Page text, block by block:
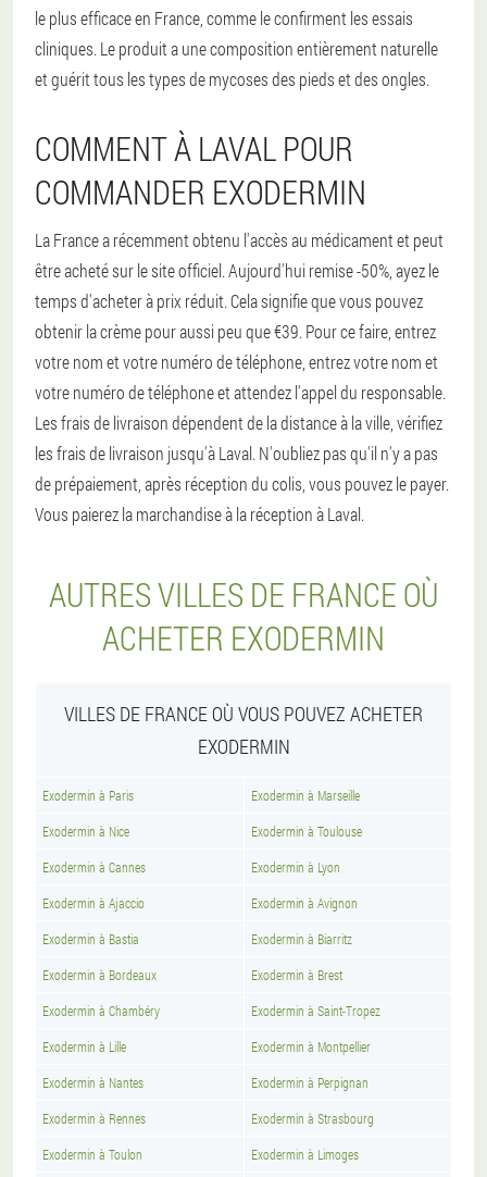
le plus efficace en France, comme le confirment les essais
cliniques. Le produit a une composition entièrement naturelle
et guérit tous les types de mycoses des pieds et des ongles.
COMMENT À LAVAL POUR
COMMANDER EXODERMIN
La France a récemment obtenu l'accès au médicament et peut
être acheté sur le site officiel. Aujourd'hui remise -50%, ayez le
temps d'acheter à prix réduit. Cela signifie que vous pouvez
obtenir la crème pour aussi peu que €39. Pour ce faire, entrez
votre nom et votre numéro de téléphone, entrez votre nom et
votre numéro de téléphone et attendez l'appel du responsable.
Les frais de livraison dépendent de la distance à la ville, vérifiez
les frais de livraison jusqu'à Laval. N'oubliez pas qu'il n'y a pas
de prépaiement, après réception du colis, vous pouvez le payer.
Vous paierez la marchandise à la réception à Laval.
AUTRES VILLES DE FRANCE OÙ
ACHETER EXODERMIN
VILLES DE FRANCE OÙ VOUS POUVEZ ACHETER
EXODERMIN
Exodermin à Paris Exodermin à Marseille
Exodermin à Nice Exodermin à Toulouse
Exodermin à Cannes Exodermin à Lyon
Exodermin à Ajaccio Exodermin à Avignon
Exodermin à Bastia Exodermin à Biarritz
Exodermin à Bordeaux Exodermin à Brest
Exodermin à Chambéry Exodermin à Saint-Tropez
Exodermin à Lille Exodermin à Montpellier
Exodermin à Nantes Exodermin à Perpignan
Exodermin à Rennes Exodermin à Strasbourg
Exodermin à Toulon Exodermin à Limoges